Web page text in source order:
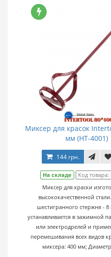
Миксер для красок
мм (HT-4001)
144 грн.
На складе Код товара:
Миксер для краски
высококачественной
шестигранного стержня -
устанавливается в зажимной
или электродрелей и
перемешивания всех видов
миксера: 400 мм;